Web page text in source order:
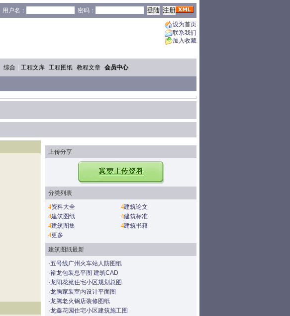
用户名： 密码：
设为首页
联系我们
加入收藏
综合 工程文库 工程图纸 教程文章 会员中心
上传分享
分类列表
4资料大全 4建筑论文
4建筑图纸 4建筑标准
4建筑图集 4建筑书籍
4更多
建筑图纸最新
·五号线广州火车站人防图纸
·裕龙包装总平图 建筑CAD
·龙阳花苑住宅小区规划总图
·龙腾家装室内设计平面图
·龙腾老火锅店装修图纸
·龙鑫花园住宅小区建筑施工图